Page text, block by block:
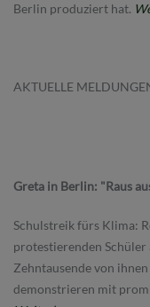
Berlin produziert hat.
AKTUELLE
Greta in Berlin: "Raus
Schulstreik fürs Klima:
protestierenden Schüler
Zehntausende von
demonstrieren mit